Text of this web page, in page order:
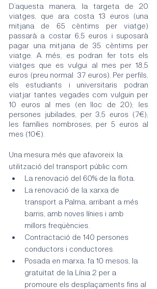
D’aquesta manera, la targeta de 20
viatges, que ara costa 13 euros (una
mitjana de 65 cèntims per viatge)
passarà a costar 6,5 euros i suposarà
pagar una mitjana de 35 cèntims per
viatge. A més, es podran fer tots els
viatges que es vulgui al mes per 18,5
euros (preu normal: 37 euros). Per perfils,
els estudiants i universitaris podran
viatjar tantes vegades com vulguin per
10 euros al mes (en lloc de 20); les
persones jubilades, per 3,5 euros (7€);
les famílies nombroses, per 5 euros al
mes (10€).
Una mesura més que afavoreix la
utilització del transport públic com:
La renovació del 60% de la flota.
La renovació de la xarxa de
transport a Palma, arribant a més
barris, amb noves línies i amb
millors freqüències.
Contractació de 140 persones
conductors i conductores.
Posada en marxa, fa 10 mesos, la
gratuïtat de la Línia 2 per a
promoure els desplaçaments fins al